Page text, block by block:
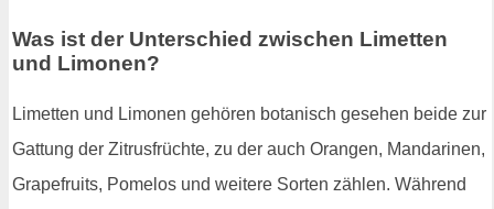
Was ist der Unterschied zwischen Limetten
und Limonen?
Limetten und Limonen gehören botanisch gesehen beide zur
Gattung der Zitrusfrüchte, zu der auch Orangen, Mandarinen,
Grapefruits, Pomelos und weitere Sorten zählen. Während